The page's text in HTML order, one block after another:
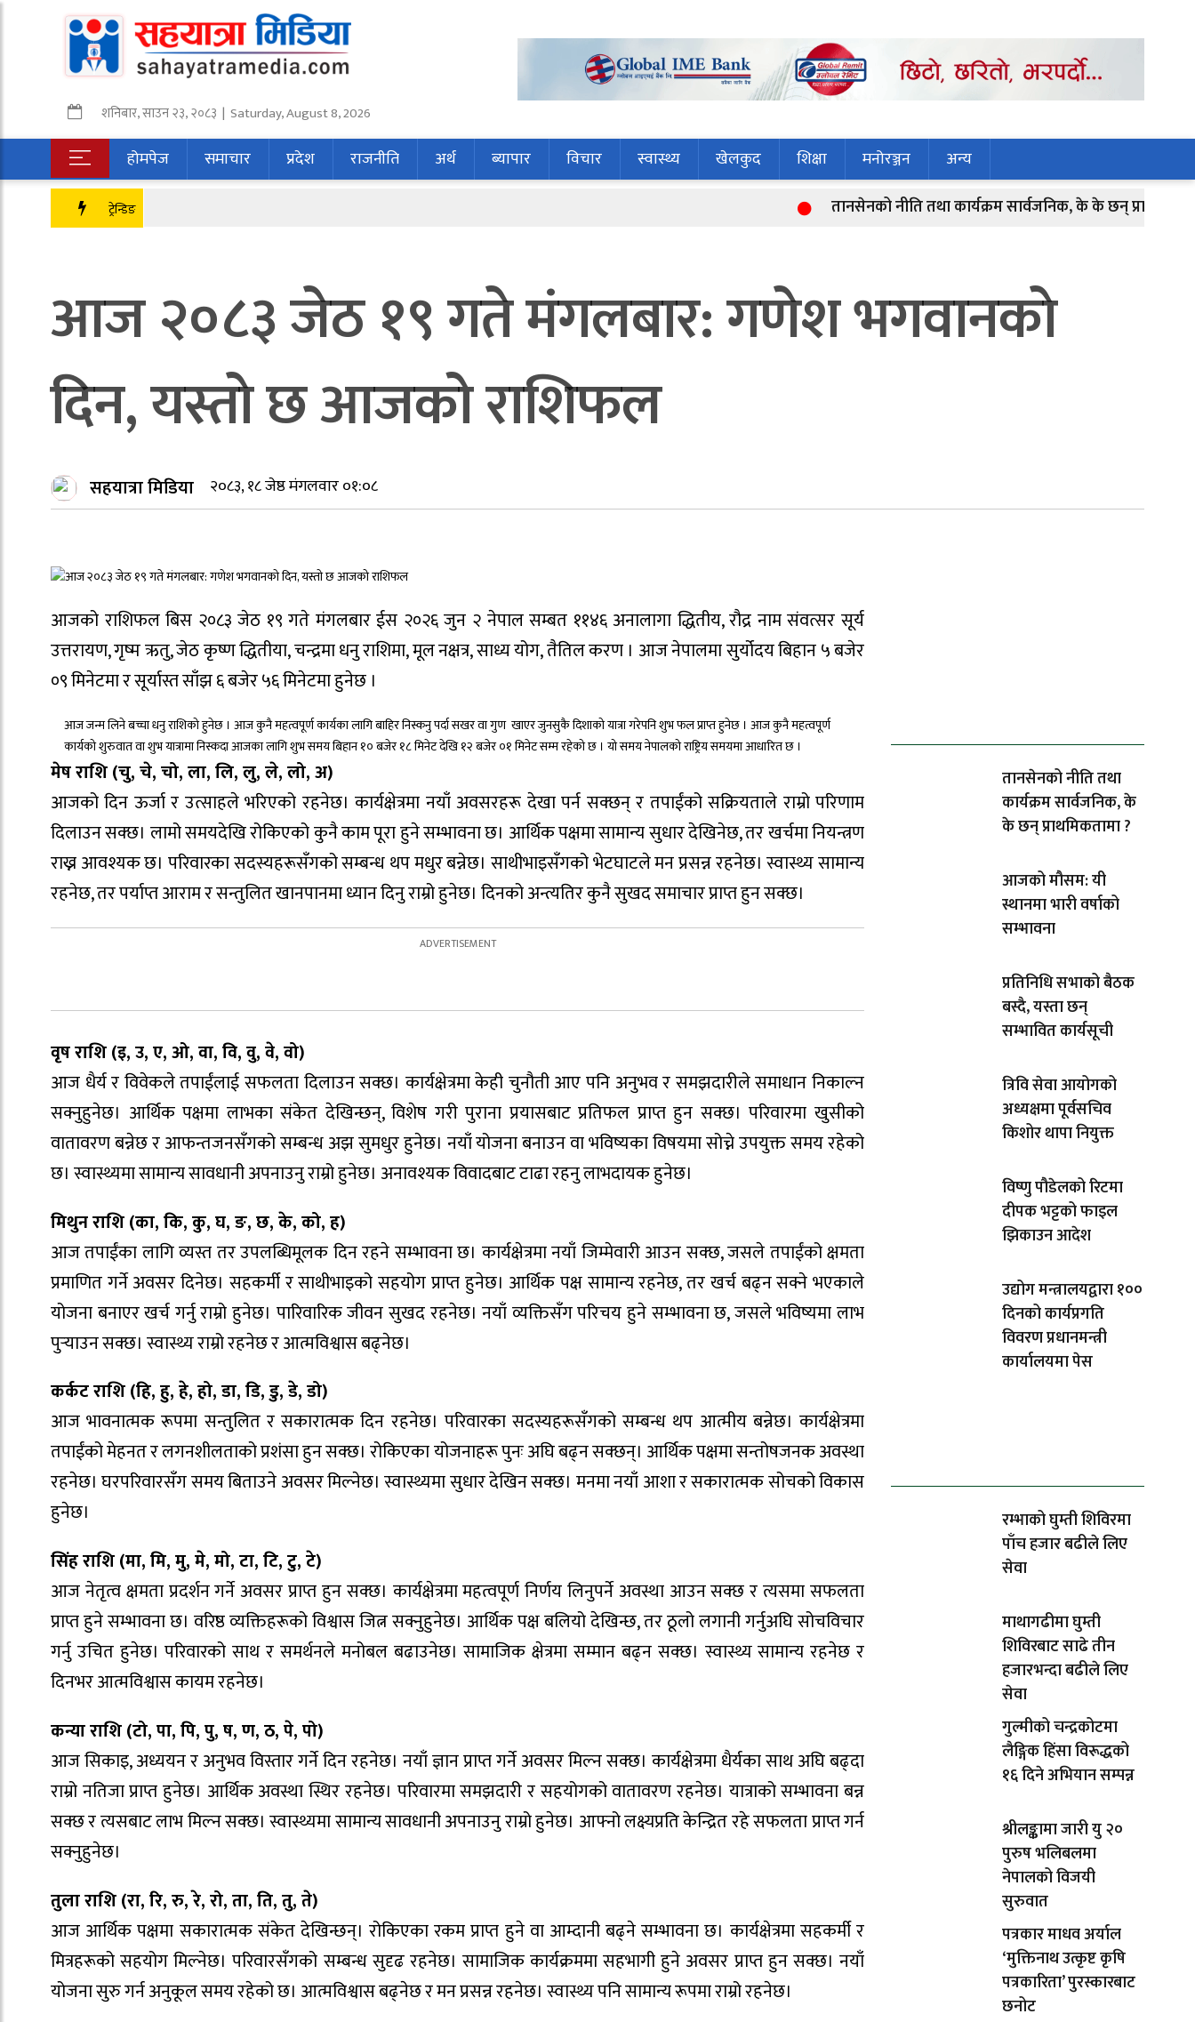
शनिबार,साउन२३,२०८३ | Saturday, August 8, 2026
होमपेज समाचार प्रदेश राजनीति अर्थ ब्यापार विचार स्वास्थ्य खेलकुद शिक्षा मनोरञ्जन अन्य
ट्रेन्डिङ तानसेनको नीति तथा कार्यक्रम सार्वजनिक, के के छन् प्राथमिकतामा ?
आज २०८३ जेठ १९ गते मंगलबार: गणेश भगवानकाे
दिन, यस्ताे छ आजको राशिफल
सहयात्रा मिडिया २०८३, १८ जेष्ठ मंगलवार ०१:०८
आजको राशिफल बिस २०८३ जेठ १९ गते मंगलबार ईस २०२६ जुन २ नेपाल सम्बत ११४६ अनालागा द्धितीय, रौद्र नाम संवत्सर सूर्य
उत्तरायण, गृष्म ऋतु, जेठ कृष्ण द्धितीया, चन्द्रमा धनु राशिमा, मूल नक्षत्र, साध्य योग, तैतिल करण । आज नेपालमा सुर्योदय बिहान ५ बजेर
०९ मिनेटमा र सूर्यास्त साँझ ६ बजेर ५६ मिनेटमा हुनेछ ।
आज जन्म लिने बच्चा धनु राशिको हुनेछ । आज कुनै महत्वपूर्ण कार्यका लागि बाहिर निस्कनु पर्दा सखर वा गुण खाएर जुनसुकै दिशाको यात्रा गरेपनि शुभ फल प्राप्त हुनेछ । आज कुनै महत्वपूर्ण
कार्यको शुरुवात वा शुभ यात्रामा निस्कदा आजका लागि शुभ समय बिहान १० बजेर १८ मिनेट देखि १२ बजेर ०१ मिनेट सम्म रहेको छ । यो समय नेपालको राष्ट्रिय समयमा आधारित छ ।
मेष राशि (चु, चे, चो, ला, लि, लु, ले, लो, अ)
आजको दिन ऊर्जा र उत्साहले भरिएको रहनेछ। कार्यक्षेत्रमा नयाँ अवसरहरू देखा पर्न सक्छन् र तपाईंको सक्रियताले राम्रो परिणाम
दिलाउन सक्छ। लामो समयदेखि रोकिएको कुनै काम पूरा हुने सम्भावना छ। आर्थिक पक्षमा सामान्य सुधार देखिनेछ, तर खर्चमा नियन्त्रण
राख्न आवश्यक छ। परिवारका सदस्यहरूसँगको सम्बन्ध थप मधुर बन्नेछ। साथीभाइसँगको भेटघाटले मन प्रसन्न रहनेछ। स्वास्थ्य सामान्य
रहनेछ, तर पर्याप्त आराम र सन्तुलित खानपानमा ध्यान दिनु राम्रो हुनेछ। दिनको अन्त्यतिर कुनै सुखद समाचार प्राप्त हुन सक्छ।
वृष राशि (इ, उ, ए, ओ, वा, वि, वु, वे, वो)
आज धैर्य र विवेकले तपाईंलाई सफलता दिलाउन सक्छ। कार्यक्षेत्रमा केही चुनौती आए पनि अनुभव र समझदारीले समाधान निकाल्न
सक्नुहुनेछ। आर्थिक पक्षमा लाभका संकेत देखिन्छन्, विशेष गरी पुराना प्रयासबाट प्रतिफल प्राप्त हुन सक्छ। परिवारमा खुसीको
वातावरण बन्नेछ र आफन्तजनसँगको सम्बन्ध अझ सुमधुर हुनेछ। नयाँ योजना बनाउन वा भविष्यका विषयमा सोच्ने उपयुक्त समय रहेको
छ। स्वास्थ्यमा सामान्य सावधानी अपनाउनु राम्रो हुनेछ। अनावश्यक विवादबाट टाढा रहनु लाभदायक हुनेछ।
मिथुन राशि (का, कि, कु, घ, ङ, छ, के, को, ह)
आज तपाईंका लागि व्यस्त तर उपलब्धिमूलक दिन रहने सम्भावना छ। कार्यक्षेत्रमा नयाँ जिम्मेवारी आउन सक्छ, जसले तपाईंको क्षमता
प्रमाणित गर्ने अवसर दिनेछ। सहकर्मी र साथीभाइको सहयोग प्राप्त हुनेछ। आर्थिक पक्ष सामान्य रहनेछ, तर खर्च बढ्न सक्ने भएकाले
योजना बनाएर खर्च गर्नु राम्रो हुनेछ। पारिवारिक जीवन सुखद रहनेछ। नयाँ व्यक्तिसँग परिचय हुने सम्भावना छ, जसले भविष्यमा लाभ
पुर्‍याउन सक्छ। स्वास्थ्य राम्रो रहनेछ र आत्मविश्वास बढ्नेछ।
कर्कट राशि (हि, हु, हे, हो, डा, डि, डु, डे, डो)
आज भावनात्मक रूपमा सन्तुलित र सकारात्मक दिन रहनेछ। परिवारका सदस्यहरूसँगको सम्बन्ध थप आत्मीय बन्नेछ। कार्यक्षेत्रमा
तपाईंको मेहनत र लगनशीलताको प्रशंसा हुन सक्छ। रोकिएका योजनाहरू पुनः अघि बढ्न सक्छन्। आर्थिक पक्षमा सन्तोषजनक अवस्था
रहनेछ। घरपरिवारसँग समय बिताउने अवसर मिल्नेछ। स्वास्थ्यमा सुधार देखिन सक्छ। मनमा नयाँ आशा र सकारात्मक सोचको विकास
हुनेछ।
सिंह राशि (मा, मि, मु, मे, मो, टा, टि, टु, टे)
आज नेतृत्व क्षमता प्रदर्शन गर्ने अवसर प्राप्त हुन सक्छ। कार्यक्षेत्रमा महत्वपूर्ण निर्णय लिनुपर्ने अवस्था आउन सक्छ र त्यसमा सफलता
प्राप्त हुने सम्भावना छ। वरिष्ठ व्यक्तिहरूको विश्वास जित्न सक्नुहुनेछ। आर्थिक पक्ष बलियो देखिन्छ, तर ठूलो लगानी गर्नुअघि सोचविचार
गर्नु उचित हुनेछ। परिवारको साथ र समर्थनले मनोबल बढाउनेछ। सामाजिक क्षेत्रमा सम्मान बढ्न सक्छ। स्वास्थ्य सामान्य रहनेछ र
दिनभर आत्मविश्वास कायम रहनेछ।
कन्या राशि (टो, पा, पि, पु, ष, ण, ठ, पे, पो)
आज सिकाइ, अध्ययन र अनुभव विस्तार गर्ने दिन रहनेछ। नयाँ ज्ञान प्राप्त गर्ने अवसर मिल्न सक्छ। कार्यक्षेत्रमा धैर्यका साथ अघि बढ्दा
राम्रो नतिजा प्राप्त हुनेछ। आर्थिक अवस्था स्थिर रहनेछ। परिवारमा समझदारी र सहयोगको वातावरण रहनेछ। यात्राको सम्भावना बन्न
सक्छ र त्यसबाट लाभ मिल्न सक्छ। स्वास्थ्यमा सामान्य सावधानी अपनाउनु राम्रो हुनेछ। आफ्नो लक्ष्यप्रति केन्द्रित रहे सफलता प्राप्त गर्न
सक्नुहुनेछ।
तुला राशि (रा, रि, रु, रे, रो, ता, ति, तु, ते)
आज आर्थिक पक्षमा सकारात्मक संकेत देखिन्छन्। रोकिएका रकम प्राप्त हुने वा आम्दानी बढ्ने सम्भावना छ। कार्यक्षेत्रमा सहकर्मी र
मित्रहरूको सहयोग मिल्नेछ। परिवारसँगको सम्बन्ध सुदृढ रहनेछ। सामाजिक कार्यक्रममा सहभागी हुने अवसर प्राप्त हुन सक्छ। नयाँ
योजना सुरु गर्न अनुकूल समय रहेको छ। आत्मविश्वास बढ्नेछ र मन प्रसन्न रहनेछ। स्वास्थ्य पनि सामान्य रूपमा राम्रो रहनेछ।
तानसेनको नीति तथा
कार्यक्रम सार्वजनिक, के
के छन् प्राथमिकतामा ?
आजको मौसम: यी
स्थानमा भारी वर्षाको
सम्भावना
प्रतिनिधि सभाको बैठक
बस्दै, यस्ता छन्
सम्भावित कार्यसूची
त्रिवि सेवा आयोगको
अध्यक्षमा पूर्वसचिव
किशोर थापा नियुक्त
विष्णु पौडेलको रिटमा
दीपक भट्टको फाइल
झिकाउन आदेश
उद्योग मन्त्रालयद्वारा १००
दिनको कार्यप्रगति
विवरण प्रधानमन्त्री
कार्यालयमा पेस
रम्भाको घुम्ती शिविरमा
पाँच हजार बढीले लिए
सेवा
माथागढीमा घुम्ती
शिविरबाट साढे तीन
हजारभन्दा बढीले लिए
सेवा
गुल्मीको चन्द्रकोटमा
लैङ्गिक हिंसा विरूद्धको
१६ दिने अभियान सम्पन्न
श्रीलङ्कामा जारी यु २०
पुरुष भलिबलमा
नेपालको विजयी
सुरुवात
पत्रकार माधव अर्याल
‘मुक्तिनाथ उत्कृष्ट कृषि
पत्रकारिता’ पुरस्कारबाट
छनोट